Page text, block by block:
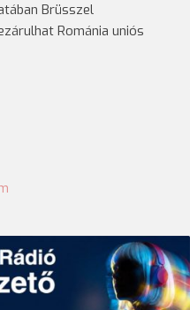
Brüsszel
Románia uniós